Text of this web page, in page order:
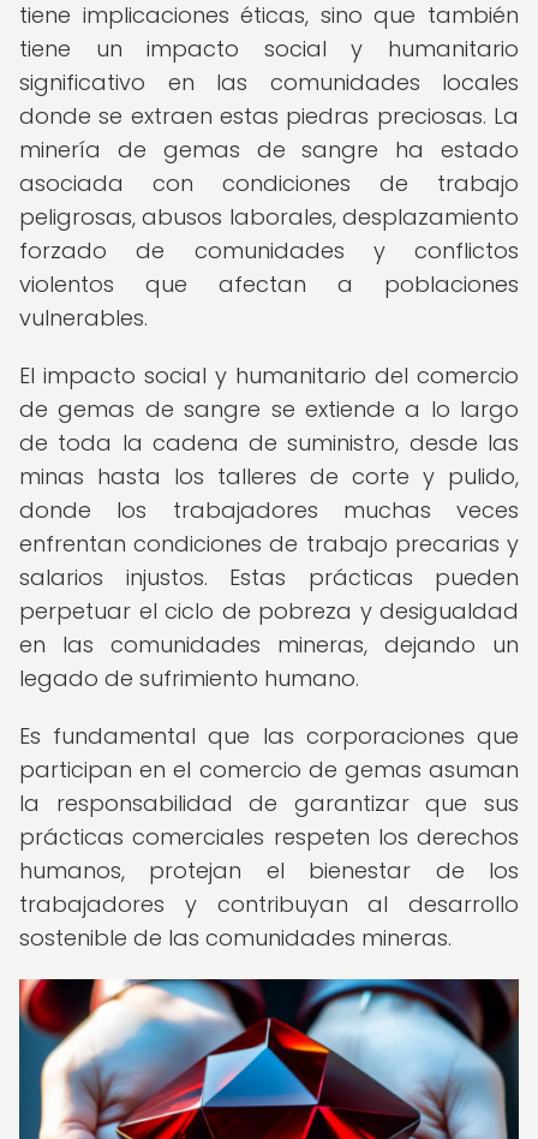
tiene implicaciones éticas, sino que también
tiene un impacto social y humanitario
significativo en las comunidades locales
donde se extraen estas piedras preciosas. La
minería de gemas de sangre ha estado
asociada con condiciones de trabajo
peligrosas, abusos laborales, desplazamiento
forzado de comunidades y conflictos
violentos que afectan a poblaciones
vulnerables.
El impacto social y humanitario del comercio
de gemas de sangre se extiende a lo largo
de toda la cadena de suministro, desde las
minas hasta los talleres de corte y pulido,
donde los trabajadores muchas veces
enfrentan condiciones de trabajo precarias y
salarios injustos. Estas prácticas pueden
perpetuar el ciclo de pobreza y desigualdad
en las comunidades mineras, dejando un
legado de sufrimiento humano.
Es fundamental que las corporaciones que
participan en el comercio de gemas asuman
la responsabilidad de garantizar que sus
prácticas comerciales respeten los derechos
humanos, protejan el bienestar de los
trabajadores y contribuyan al desarrollo
sostenible de las comunidades mineras.